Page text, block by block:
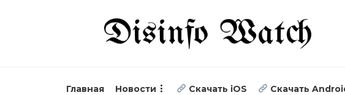
Главная Новости Скачать iOS Скачать